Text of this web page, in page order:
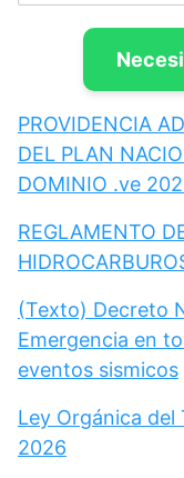
PROVIDENCIA
DEL PLAN
DOMINIO .ve
REGLAMENTO
(Texto) Decreto
Emergencia en
eventos sismicos
Ley Orgánica del
2026